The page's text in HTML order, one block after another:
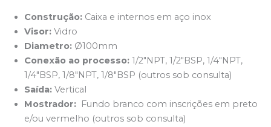
Construção: Caixa e internos em aço inox
Visor: Vidro
Diametro: Ø100mm
Conexão ao processo: 1/2″NPT, 1/2″BSP, 1/4″NPT,
1/4″BSP, 1/8″NPT, 1/8″BSP (outros sob consulta)
Saída: Vertical
Mostrador: Fundo branco com inscrições em preto
e/ou vermelho (outros sob consulta)